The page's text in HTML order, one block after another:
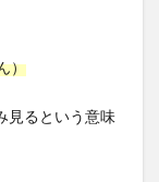
）
見るという意味